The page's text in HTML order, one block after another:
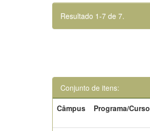
Resultado 1-7 de 7.
Conjunto de itens:
Câmpus
Programa/Curso